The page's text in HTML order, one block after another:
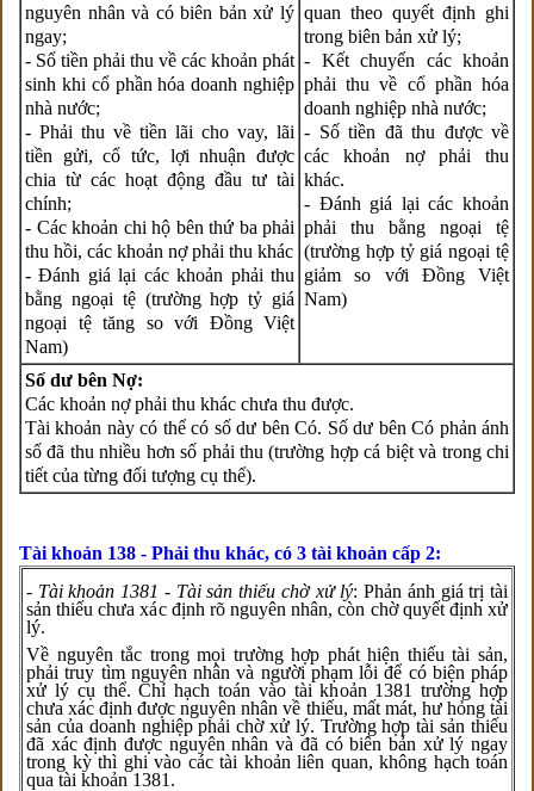
nguyên nhân và có biên bản xử lý
ngay;
- Số tiền phải thu về các khoản phát
sinh khi cổ phần hóa doanh nghiệp
nhà nước;
- Phải thu về tiền lãi cho vay, lãi
tiền gửi, cổ tức, lợi nhuận được
chia từ các hoạt động đầu tư tài
chính;
- Các khoản chi hộ bên thứ ba phải
thu hồi, các khoản nợ phải thu khác
- Đánh giá lại các khoản phải thu
bằng ngoại tệ (trường hợp tỷ giá
ngoại tệ tăng so với Đồng Việt
Nam)
quan theo quyết định ghi
trong biên bản xử lý;
- Kết chuyển các khoản
phải thu về cổ phần hóa
doanh nghiệp nhà nước;
- Số tiền đã thu được về
các khoản nợ phải thu
khác.
- Đánh giá lại các khoản
phải thu bằng ngoại tệ
(trường hợp tỷ giá ngoại tệ
giảm so với Đồng Việt
Nam)
Số dư bên Nợ:
Các khoản nợ phải thu khác chưa thu được.
Tài khoản này có thể có số dư bên Có. Số dư bên Có phản ánh
số đã thu nhiều hơn số phải thu (trường hợp cá biệt và trong chi
tiết của từng đối tượng cụ thể).
Tài khoản 138 - Phải thu khác, có 3 tài khoản cấp 2:
- Tài khoản 1381 - Tài sản thiếu chờ xử lý: Phản ánh giá trị tài
sản thiếu chưa xác định rõ nguyên nhân, còn chờ quyết định xử
lý.
Về nguyên tắc trong mọi trường hợp phát hiện thiếu tài sản,
phải truy tìm nguyên nhân và người phạm lỗi để có biện pháp
xử lý cụ thể. Chỉ hạch toán vào tài khoản 1381 trường hợp
chưa xác định được nguyên nhân về thiếu, mất mát, hư hỏng tài
sản của doanh nghiệp phải chờ xử lý. Trường hợp tài sản thiếu
đã xác định được nguyên nhân và đã có biên bản xử lý ngay
trong kỳ thì ghi vào các tài khoản liên quan, không hạch toán
qua tài khoản 1381.